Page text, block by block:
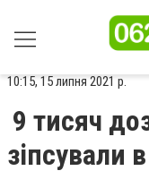
10:15, 15 липня 2021 р.
9 тисяч
зіпсували